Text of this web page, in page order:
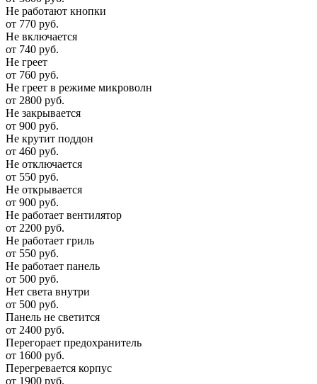
Не работают кнопки
от 770 руб.
Не включается
от 740 руб.
Не греет
от 760 руб.
Не греет в режиме микроволн
от 2800 руб.
Не закрывается
от 900 руб.
Не крутит поддон
от 460 руб.
Не отключается
от 550 руб.
Не открывается
от 900 руб.
Не работает вентилятор
от 2200 руб.
Не работает гриль
от 550 руб.
Не работает панель
от 500 руб.
Нет света внутри
от 500 руб.
Панель не светится
от 2400 руб.
Перегорает предохранитель
от 1600 руб.
Перегревается корпус
от 1900 руб.